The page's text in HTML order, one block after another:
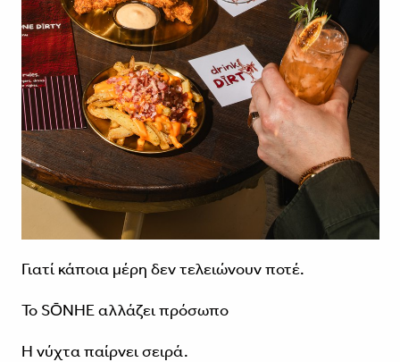
Γιατί κάποια μέρη δεν τελειώνουν ποτέ.
Το SŌNHE αλλάζει πρόσωπο
Η νύχτα παίρνει σειρά.